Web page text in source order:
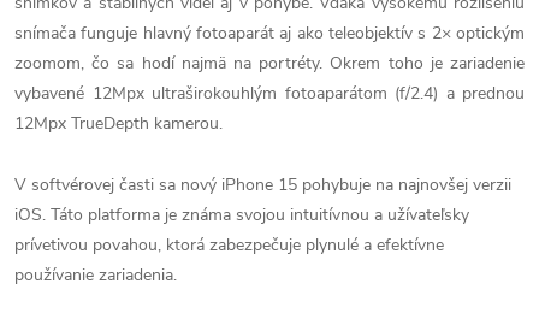
snímača funguje hlavný fotoaparát aj ako teleobjektív s 2× optickým
zoomom, čo sa hodí najmä na portréty. Okrem toho je zariadenie
vybavené 12Mpx ultraširokouhlým fotoaparátom (f/2.4) a prednou
12Mpx TrueDepth kamerou.
V softvérovej časti sa nový iPhone 15 pohybuje na najnovšej verzii
iOS. Táto platforma je známa svojou intuitívnou a užívateľsky
prívetivou povahou, ktorá zabezpečuje plynulé a efektívne
používanie zariadenia.